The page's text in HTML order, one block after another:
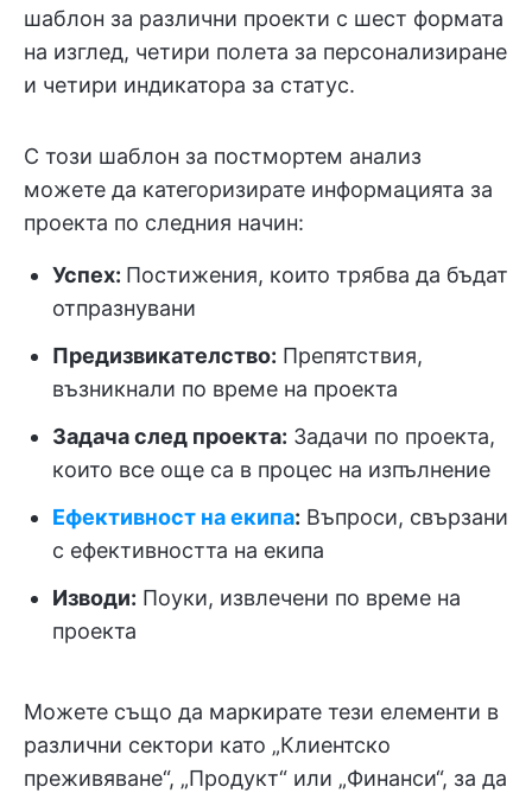
шаблон за различни проекти с шест формата
на изглед, четири полета за персонализиране
и четири индикатора за статус.
С този шаблон за постмортем анализ
можете да категоризирате информацията за
проекта по следния начин:
Успех: Постижения, които трябва да бъдат
отпразнувани
Предизвикателство: Препятствия,
възникнали по време на проекта
Задача след проекта: Задачи по проекта,
които все още са в процес на изпълнение
Ефективност на екипа: Въпроси, свързани
с ефективността на екипа
Изводи: Поуки, извлечени по време на
проекта
Можете също да маркирате тези елементи в
различни сектори като „Клиентско
преживяване“, „Продукт“ или „Финанси“, за да